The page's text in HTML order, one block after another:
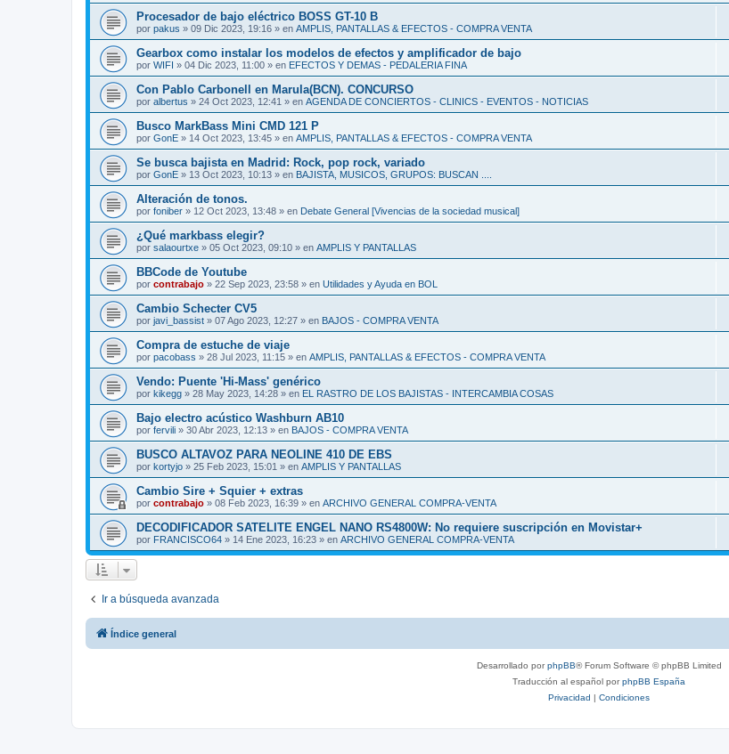
Procesador de bajo eléctrico BOSS GT-10 B
por pakus » 09 Dic 2023, 19:16 » en AMPLIS, PANTALLAS & EFECTOS - COMPRA VENTA
Gearbox como instalar los modelos de efectos y amplificador de bajo
por WIFI » 04 Dic 2023, 11:00 » en EFECTOS Y DEMAS - PEDALERIA FINA
Con Pablo Carbonell en Marula(BCN). CONCURSO
por albertus » 24 Oct 2023, 12:41 » en AGENDA DE CONCIERTOS - CLINICS - EVENTOS - NOTICIAS
Busco MarkBass Mini CMD 121 P
por GonE » 14 Oct 2023, 13:45 » en AMPLIS, PANTALLAS & EFECTOS - COMPRA VENTA
Se busca bajista en Madrid: Rock, pop rock, variado
por GonE » 13 Oct 2023, 10:13 » en BAJISTA, MUSICOS, GRUPOS: BUSCAN ....
Alteración de tonos.
por foniber » 12 Oct 2023, 13:48 » en Debate General [Vivencias de la sociedad musical]
¿Qué markbass elegir?
por salaourtxe » 05 Oct 2023, 09:10 » en AMPLIS Y PANTALLAS
BBCode de Youtube
por contrabajo » 22 Sep 2023, 23:58 » en Utilidades y Ayuda en BOL
Cambio Schecter CV5
por javi_bassist » 07 Ago 2023, 12:27 » en BAJOS - COMPRA VENTA
Compra de estuche de viaje
por pacobass » 28 Jul 2023, 11:15 » en AMPLIS, PANTALLAS & EFECTOS - COMPRA VENTA
Vendo: Puente 'Hi-Mass' genérico
por kikegg » 28 May 2023, 14:28 » en EL RASTRO DE LOS BAJISTAS - INTERCAMBIA COSAS
Bajo electro acústico Washburn AB10
por fervili » 30 Abr 2023, 12:13 » en BAJOS - COMPRA VENTA
BUSCO ALTAVOZ PARA NEOLINE 410 DE EBS
por kortyjo » 25 Feb 2023, 15:01 » en AMPLIS Y PANTALLAS
Cambio Sire + Squier + extras
por contrabajo » 08 Feb 2023, 16:39 » en ARCHIVO GENERAL COMPRA-VENTA
DECODIFICADOR SATELITE ENGEL NANO RS4800W: No requiere suscripción en Movistar+
por FRANCISCO64 » 14 Ene 2023, 16:23 » en ARCHIVO GENERAL COMPRA-VENTA
Ir a búsqueda avanzada
Índice general
Desarrollado porphpBB® Forum Software © phpBB Limited
Traducción al español porphpBB España
Privacidad | Condiciones